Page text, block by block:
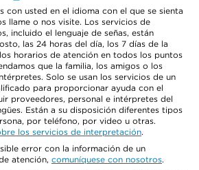
con usted en el idioma con el que se sienta
llame o nos visite. Los servicios de
incluido el lenguaje de señas, están
las 24 horas del día, los 7 días de la
horarios de atención en todos los puntos
que la familia, los amigos o los
Solo se usan los servicios de un
para proporcionar ayuda con el
proveedores, personal e intérpretes del
Están a su disposición diferentes tipos
por teléfono, por video u otras.
los servicios de interpretación.
error con la información de un
atención, comuníquese con nosotros.